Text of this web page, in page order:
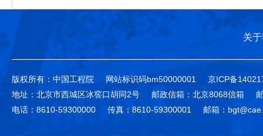
关
版权所有：中国工程院 网站标识码bm50000001
京ICP备
地址：北京市西城区冰窖口胡同2号
邮政信箱：北京8068信箱
电话：8610-59300000
传真：8610-59300001 邮箱：